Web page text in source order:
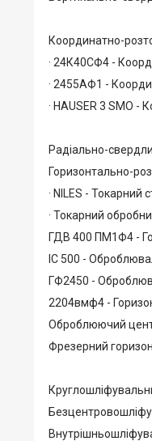
Координатно-
· 24К40СФ4 -
· 2455АФ1 -
· HAUSER 3 SMO
Радіально-
Горизонтально-
· NILES -
· Токарний
ГДВ 400 ПМ1Ф4 -
ІС 500 -
ГФ2450 -
2204вмф4 -
Оброблюючий
Фрезерний